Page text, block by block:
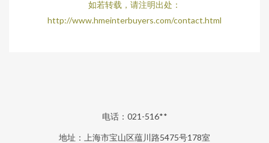
如若转载，请注明出处：
http://www.hmeinterbuyers.com/contact.html
电话：021-516**
地址：上海市宝山区蕴川路5475号178室